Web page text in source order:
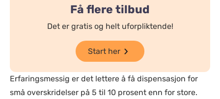
Få flere tilbud
Det er gratis og helt uforpliktende!
Start her
Erfaringsmessig er det lettere å få dispensasjon for
små overskridelser på 5 til 10 prosent enn for store.